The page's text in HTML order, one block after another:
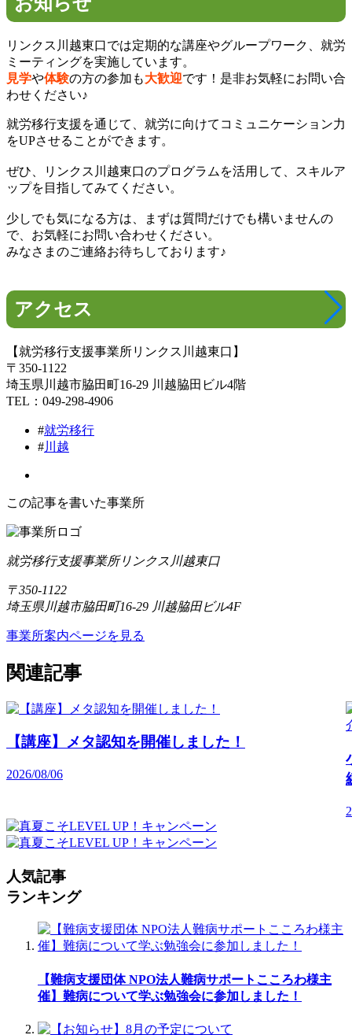
リンクス川越東口では定期的な講座やグループワーク、就労
ミーティングを実施しています。
見学や体験の方の参加も大歓迎です！是非お気軽にお問い合
わせください♪
就労移行支援を通じて、就労に向けてコミュニケーション力
をUPさせることができます。
ぜひ、リンクス川越東口のプログラムを活用して、スキルア
ップを目指してみてください。
少しでも気になる方は、まずは質問だけでも構いませんの
で、お気軽にお問い合わせください。
みなさまのご連絡お待ちしております♪
アクセス
【就労移行支援事業所リンクス川越東口】
〒350-1122
埼玉県川越市脇田町16-29 川越脇田ビル4階
TEL：049-298-4906
#就労移行
#川越
この記事を書いた事業所
就労移行支援事業所リンクス川越東口
〒350-1122
埼玉県川越市脇田町16-29 川越脇田ビル4F
事業所案内ページを見る
関連記事
【講座】メタ認知を開催しました！
2026/08/06
人気記事
ランキング
【難病支援団体 NPO法人難病サポートこころわ様主
催】難病について学ぶ勉強会に参加しました！